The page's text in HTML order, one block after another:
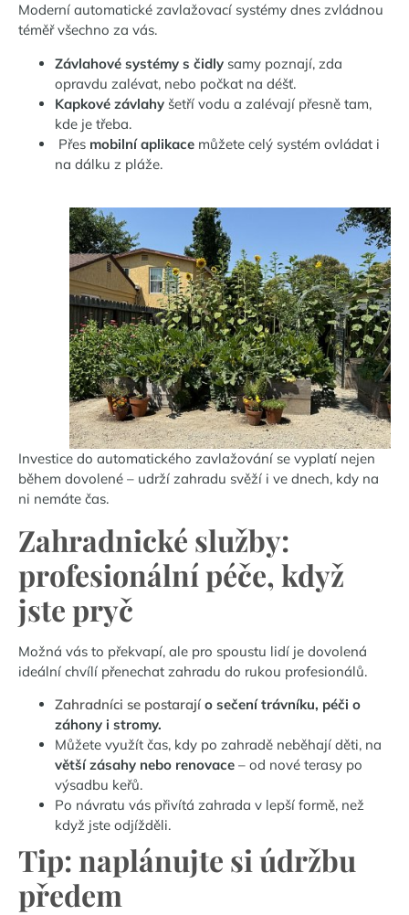
Moderní automatické zavlažovací systémy dnes zvládnou
téměř všechno za vás.
Závlahové systémy s čidly samy poznají, zda
opravdu zalévat, nebo počkat na déšť.
Kapkové závlahy šetří vodu a zalévají přesně tam,
kde je třeba.
Přes mobilní aplikace můžete celý systém ovládat i
na dálku z pláže.
Investice do automatického zavlažování se vyplatí nejen
během dovolené – udrží zahradu svěží i ve dnech, kdy na
ni nemáte čas.
Zahradnické služby:
profesionální péče, když
jste pryč
Možná vás to překvapí, ale pro spoustu lidí je dovolená
ideální chvílí přenechat zahradu do rukou profesionálů.
Zahradníci se postarají o sečení trávníku, péči o
záhony i stromy.
Můžete využít čas, kdy po zahradě neběhají děti, na
větší zásahy nebo renovace – od nové terasy po
výsadbu keřů.
Po návratu vás přivítá zahrada v lepší formě, než
když jste odjížděli.
Tip: naplánujte si údržbu
předem